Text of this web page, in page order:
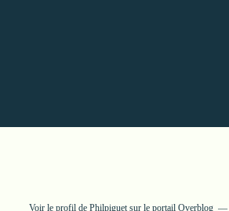
Voir le profil de Philpiguetsur le portail Overblog